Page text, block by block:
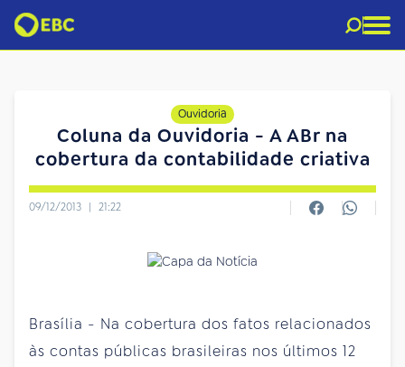
Ouvidoria
Coluna da Ouvidoria - A ABr na
cobertura da contabilidade criativa
09/12/2013 | 21:22
Brasília - Na cobertura dos fatos relacionados
às contas públicas brasileiras nos últimos 12